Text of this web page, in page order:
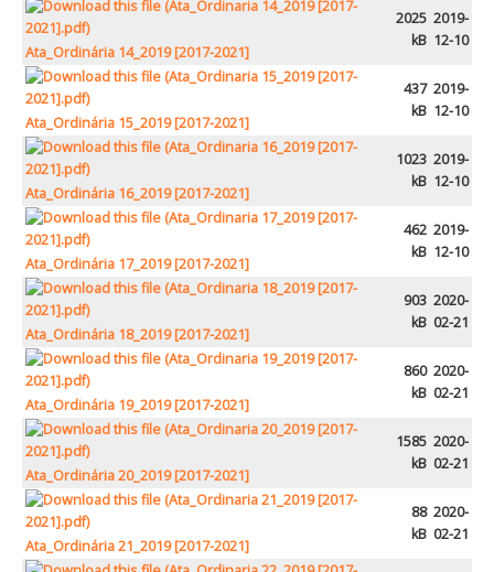
Ata_Ordinária 14_2019 [2017-2021]
2025
kB
2019-
12-10
Ata_Ordinária 15_2019 [2017-2021]
437
kB
2019-
12-10
Ata_Ordinária 16_2019 [2017-2021]
1023
kB
2019-
12-10
Ata_Ordinária 17_2019 [2017-2021]
462
kB
2019-
12-10
Ata_Ordinária 18_2019 [2017-2021]
903
kB
2020-
02-21
Ata_Ordinária 19_2019 [2017-2021]
860
kB
2020-
02-21
Ata_Ordinária 20_2019 [2017-2021]
1585
kB
2020-
02-21
Ata_Ordinária 21_2019 [2017-2021]
88
kB
2020-
02-21